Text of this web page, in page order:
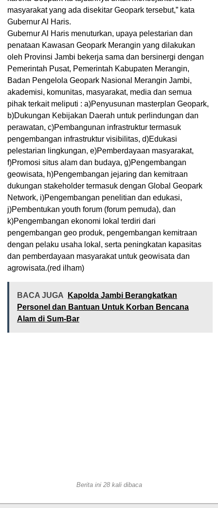
masyarakat yang ada disekitar Geopark tersebut,” kata
Gubernur Al Haris.
Gubernur Al Haris menuturkan, upaya pelestarian dan
penataan Kawasan Geopark Merangin yang dilakukan
oleh Provinsi Jambi bekerja sama dan bersinergi dengan
Pemerintah Pusat, Pemerintah Kabupaten Merangin,
Badan Pengelola Geopark Nasional Merangin Jambi,
akademisi, komunitas, masyarakat, media dan semua
pihak terkait meliputi : a)Penyusunan masterplan Geopark,
b)Dukungan Kebijakan Daerah untuk perlindungan dan
perawatan, c)Pembangunan infrastruktur termasuk
pengembangan infrastruktur visibilitas, d)Edukasi
pelestarian lingkungan, e)Pemberdayaan masyarakat,
f)Promosi situs alam dan budaya, g)Pengembangan
geowisata, h)Pengembangan jejaring dan kemitraan
dukungan stakeholder termasuk dengan Global Geopark
Network, i)Pengembangan penelitian dan edukasi,
j)Pembentukan youth forum (forum pemuda), dan
k)Pengembangan ekonomi lokal terdiri dari
pengembangan geo produk, pengembangan kemitraan
dengan pelaku usaha lokal, serta peningkatan kapasitas
dan pemberdayaan masyarakat untuk geowisata dan
agrowisata.(red ilham)
BACA JUGA
Kapolda Jambi Berangkatkan
Personel dan Bantuan Untuk Korban Bencana
Alam di Sum-Bar
Berita ini 28 kali dibaca